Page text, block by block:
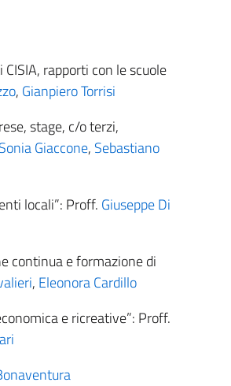
rapporti con le scuole
, Gianpiero Torrisi
stage, c/o terzi,
Sonia Giaccone, Sebastiano
locali”: Proff. Giuseppe Di
continua e formazione di
, Eleonora Cardillo
e ricreative”: Proff.